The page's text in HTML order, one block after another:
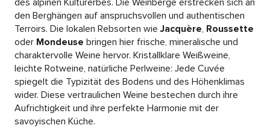
des alpinen Kulturerbes. Die Weinberge erstrecken sich an
den Berghängen auf anspruchsvollen und authentischen
Terroirs. Die lokalen Rebsorten wieJacquère, Roussette
oder Mondeuse bringen hier frische, mineralische und
charaktervolle Weine hervor. Kristallklare Weißweine,
leichte Rotweine, natürliche Perlweine: Jede Cuvée
spiegelt die Typizität des Bodens und des Höhenklimas
wider. Diese vertraulichen Weine bestechen durch ihre
Aufrichtigkeit und ihre perfekte Harmonie mit der
savoyischen Küche.